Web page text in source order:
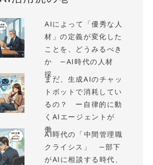
AIによって「優秀な人
材」の定義が変化した
ことを、どうみるべき
か —AI時代の人材
採...
まだ、生成AIのチャッ
トボットで消耗してい
るの？ ー自律的に動
くAIエージェントが
働...
AI時代の「中間管理職
クライシス」 —部下
がAIに相談する時代、